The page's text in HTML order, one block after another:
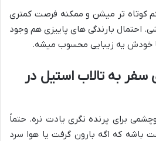
کم کوتاه تر میشن و ممکنه فرصت کمتری
احتمال بارندگی های پاییزی هم وجود
خودش یه زیبایی محسوب میشه.
سفر به تالاب استیل در
برای پرنده نگری یادت نره. حتماً
که اگه بارون گرفت یا هوا سرد